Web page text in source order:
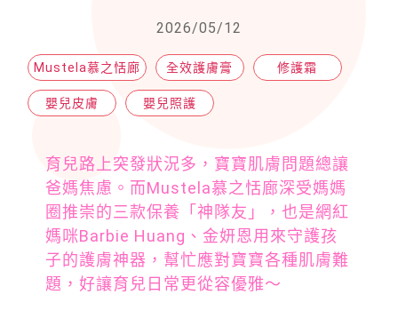
2026/05/12
Mustela慕之恬廊 全效護膚膏 修護霜
嬰兒皮膚 嬰兒照護
育兒路上突發狀況多，寶寶肌膚問題總讓
爸媽焦慮。而Mustela慕之恬廊深受媽媽
圈推崇的三款保養「神隊友」，也是網紅
媽咪Barbie Huang、金妍恩用來守護孩
子的護膚神器，幫忙應對寶寶各種肌膚難
題，好讓育兒日常更從容優雅～